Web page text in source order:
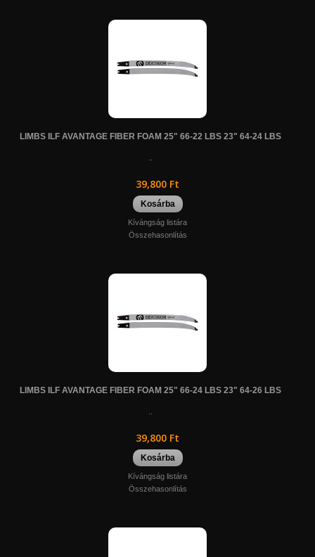
LIMBS ILF AVANTAGE FIBER FOAM 25" 66-22 LBS 23" 64-24 LBS
39,800 Ft
Kosárba
Kívángság listára
Összehasonlítás
LIMBS ILF AVANTAGE FIBER FOAM 25" 66-24 LBS 23" 64-26 LBS
39,800 Ft
Kosárba
Kívángság listára
Összehasonlítás